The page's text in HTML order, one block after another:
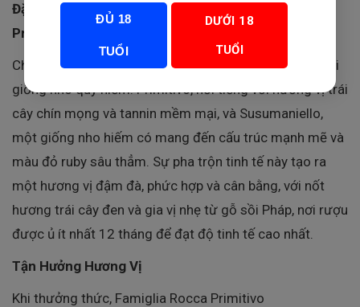
Đặc điểm Nổi Bật Của Rượu Vang Famiglia Rocca
Primitivo Susumaniello
Chai Rượu VangFamiglia Roccalà sự kết hợp giữa hai
giống nho quý hiếm: Primitivo, nổi tiếng với hương vị trái
cây chín mọng và tannin mềm mại, và Susumaniello,
một giống nho hiếm có mang đến cấu trúc mạnh mẽ và
màu đỏ ruby sâu thẳm. Sự pha trộn tinh tế này tạo ra
một hương vị đậm đà, phức hợp và cân bằng, với nốt
hương trái cây đen và gia vị nhẹ từ gỗ sồi Pháp, nơi rượu
được ủ ít nhất 12 tháng để đạt độ tinh tế cao nhất.
Tận Hưởng Hương Vị
Khi thưởng thức, Famiglia Rocca Primitivo
ĐỦ 18
TUỔI
DƯỚI 18
TUỔI